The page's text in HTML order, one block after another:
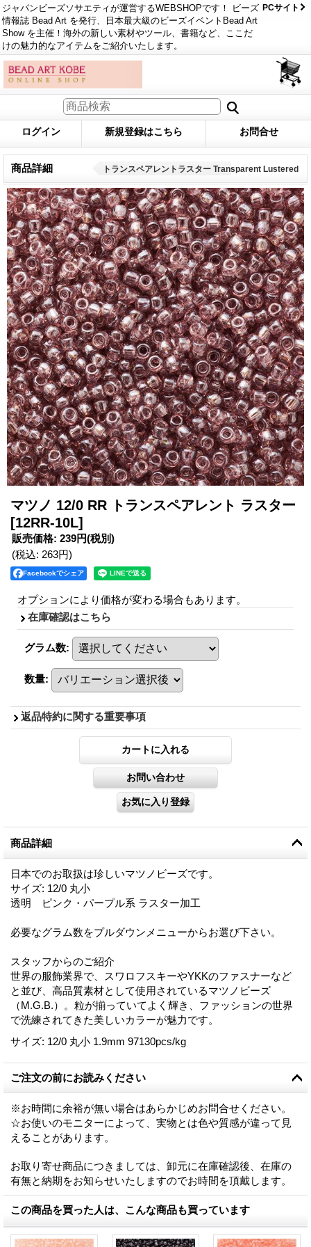
ジャパンビーズソサエティが運営するWEBSHOPです！ ビーズ
情報誌 Bead Art を発行、日本最大級のビーズイベントBead Art
Show を主催！海外の新しい素材やツール、書籍など、ここだ
けの魅力的なアイテムをご紹介いたします。
PCサイト
ログイン 新規登録はこちら お問合せ
商品詳細 トランスペアレントラスター Transparent Lustered
マツノ 12/0 RR トランスペアレント ラスター
[12RR-10L]
販売価格: 239円(税別)
(税込: 263円)
Facebookでシェア
オプションにより価格が変わる場合もあります。
在庫確認はこちら
グラム数:
数量:
返品特約に関する重要事項
商品詳細
日本でのお取扱は珍しいマツノビーズです。
サイズ: 12/0 丸小
透明 ピンク・パープル系 ラスター加工
必要なグラム数をプルダウンメニューからお選び下さい。
スタッフからのご紹介
世界の服飾業界で、スワロフスキーやYKKのファスナーなど
と並び、高品質素材として使用されているマツノビーズ
（M.G.B.）。粒が揃っていてよく輝き、ファッションの世界
で洗練されてきた美しいカラーが魅力です。
サイズ: 12/0 丸小 1.9mm 97130pcs/kg
ご注文の前にお読みください
※お時間に余裕が無い場合はあらかじめお問合せください。
☆お使いのモニターによって、実物とは色や質感が違って見
えることがあります。
お取り寄せ商品につきましては、卸元に在庫確認後、在庫の
有無と納期をお知らせいたしますのでお時間を頂戴します。
この商品を買った人は、こんな商品も買っています